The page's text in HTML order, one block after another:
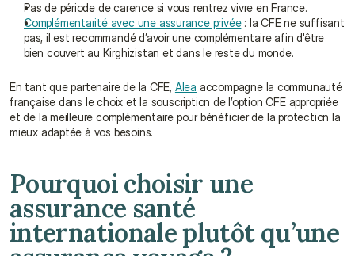
Pas de période de carence si vous rentrez vivre en France.
Complémentarité avec une assurance privée : la CFE ne suffisant
pas, il est recommandé d’avoir une complémentaire afin d'être
bien couvert au Kirghizistan et dans le reste du monde.
En tant que partenaire de la CFE, Alea accompagne la communauté
française dans le choix et la souscription de l’option CFE appropriée
et de la meilleure complémentaire pour bénéficier de la protection la
mieux adaptée à vos besoins.
Pourquoi choisir une
assurance santé
internationale plutôt qu’une